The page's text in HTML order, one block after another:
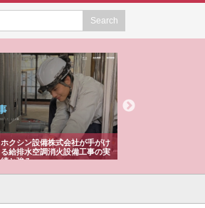
ホクシン設備株式会社が手がけ
る給排水空調消火設備工事の実
績と強み